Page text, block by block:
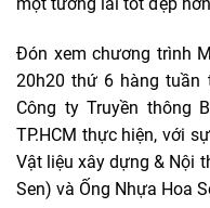
Đón xem chương trình
20h20 thứ 6 hàng tuần
Công ty Truyền thông
TP.HCM thực hiện, với
Vật liệu xây dựng & Nội
Sen) và Ống Nhựa Hoa